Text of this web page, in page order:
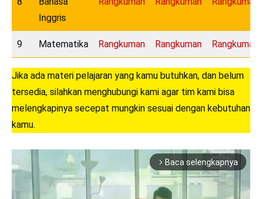
Inggris
9 Matematika Rangkuman Rangkuman Rangkuman
Jika ada materi pelajaran yang kamu butuhkan, dan belum
tersedia, silahkan menghubungi kami agar tim kami bisa
melengkapinya secepat mungkin sesuai dengan kebutuhan
kamu.
arrow_forward_ios Baca selengkapnya